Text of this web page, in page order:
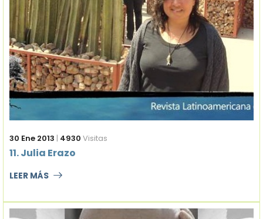
30 Ene 2013 | 4930 Visitas
11. Julia Erazo
LEER MÁS